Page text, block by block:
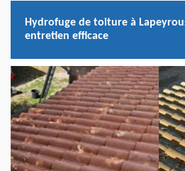
Hydrofuge de toiture à
entretien efficace